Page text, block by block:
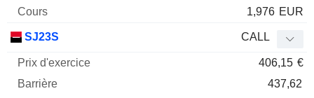
1,976 EUR
SJ23S CALL
406,15 €
437,62